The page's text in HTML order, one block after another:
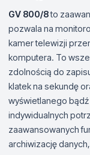
GV 800/8to
pozwala na
kamer telewizji
komputera. To
zdolnością do
klatek na sekundę
wyświetlanego
indywidualnych
zaawansowanych
archiwizację